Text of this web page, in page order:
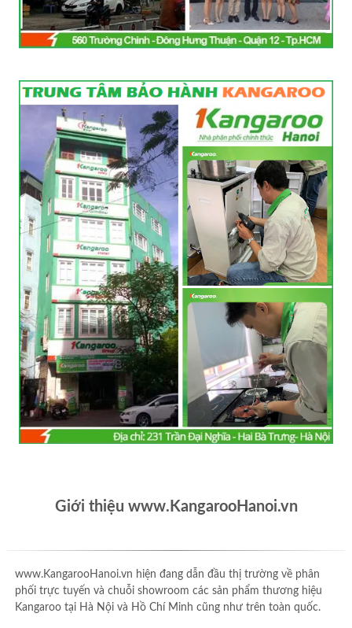
Giới thiệu www.KangarooHanoi.vn
www.KangarooHanoi.vn hiện đang dẫn đầu thị trường về phân
phối trực tuyến và chuỗi showroom các sản phẩm thương hiệu
Kangaroo tại Hà Nội và Hồ Chí Minh cũng như trên toàn quốc.